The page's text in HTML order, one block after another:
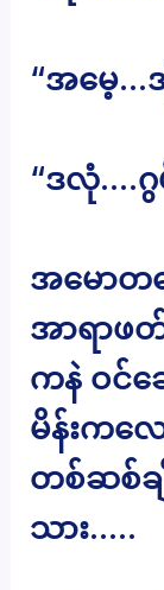
“အမေ့…
“ဒလုံ….ဂွ
အမောတ
အာရာဖ
ကနဲ ဝင်ဆ
မိန်းကလ
တစ်ဆစ်ခ
သား…..